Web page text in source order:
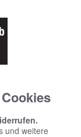
und weitere